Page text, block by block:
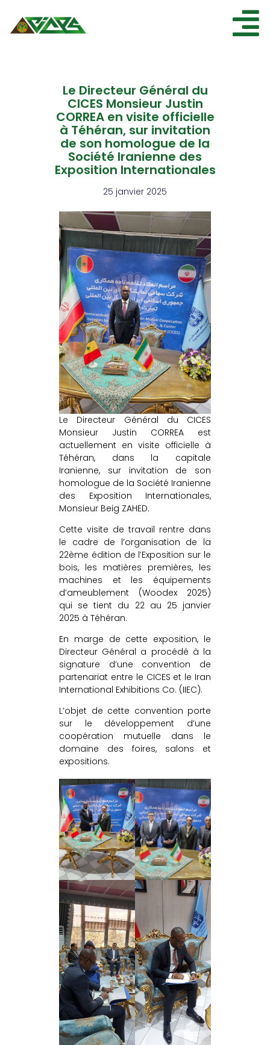
CICES
NOS ESPACES
NOS ÉVÉNEMENTS
AGENDA
ACTUALITÉ
CONTACT
Le Directeur Général du
CICES Monsieur Justin
CORREA en visite officielle
à Téhéran, sur invitation
de son homologue de la
Société Iranienne des
Exposition Internationales
25 janvier 2025
Le Directeur Général du CICES
Monsieur Justin CORREA est
actuellement en visite officielle à
Téhéran, dans la capitale
Iranienne, sur invitation de son
homologue de la Société Iranienne
des Exposition Internationales,
Monsieur Beig ZAHED.
Cette visite de travail rentre dans
le cadre de l’organisation de la
22ème édition de l’Exposition sur le
bois, les matières premières, les
machines et les équipements
d’ameublement (Woodex 2025)
qui se tient du 22 au 25 janvier
2025 à Téhéran.
En marge de cette exposition, le
Directeur Général a procédé à la
signature d’une convention de
partenariat entre le CICES et le Iran
International Exhibitions Co. (IIEC).
L’objet de cette convention porte
sur le développement d’une
coopération mutuelle dans le
domaine des foires, salons et
expositions.